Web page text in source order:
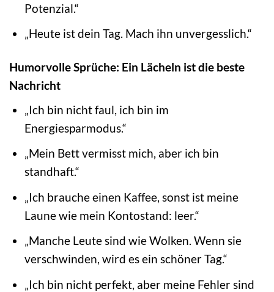
Potenzial.“
„Heute ist dein Tag. Mach ihn unvergesslich.“
Humorvolle Sprüche: Ein Lächeln ist die beste
Nachricht
„Ich bin nicht faul, ich bin im
Energiesparmodus.“
„Mein Bett vermisst mich, aber ich bin
standhaft.“
„Ich brauche einen Kaffee, sonst ist meine
Laune wie mein Kontostand: leer.“
„Manche Leute sind wie Wolken. Wenn sie
verschwinden, wird es ein schöner Tag.“
„Ich bin nicht perfekt, aber meine Fehler sind